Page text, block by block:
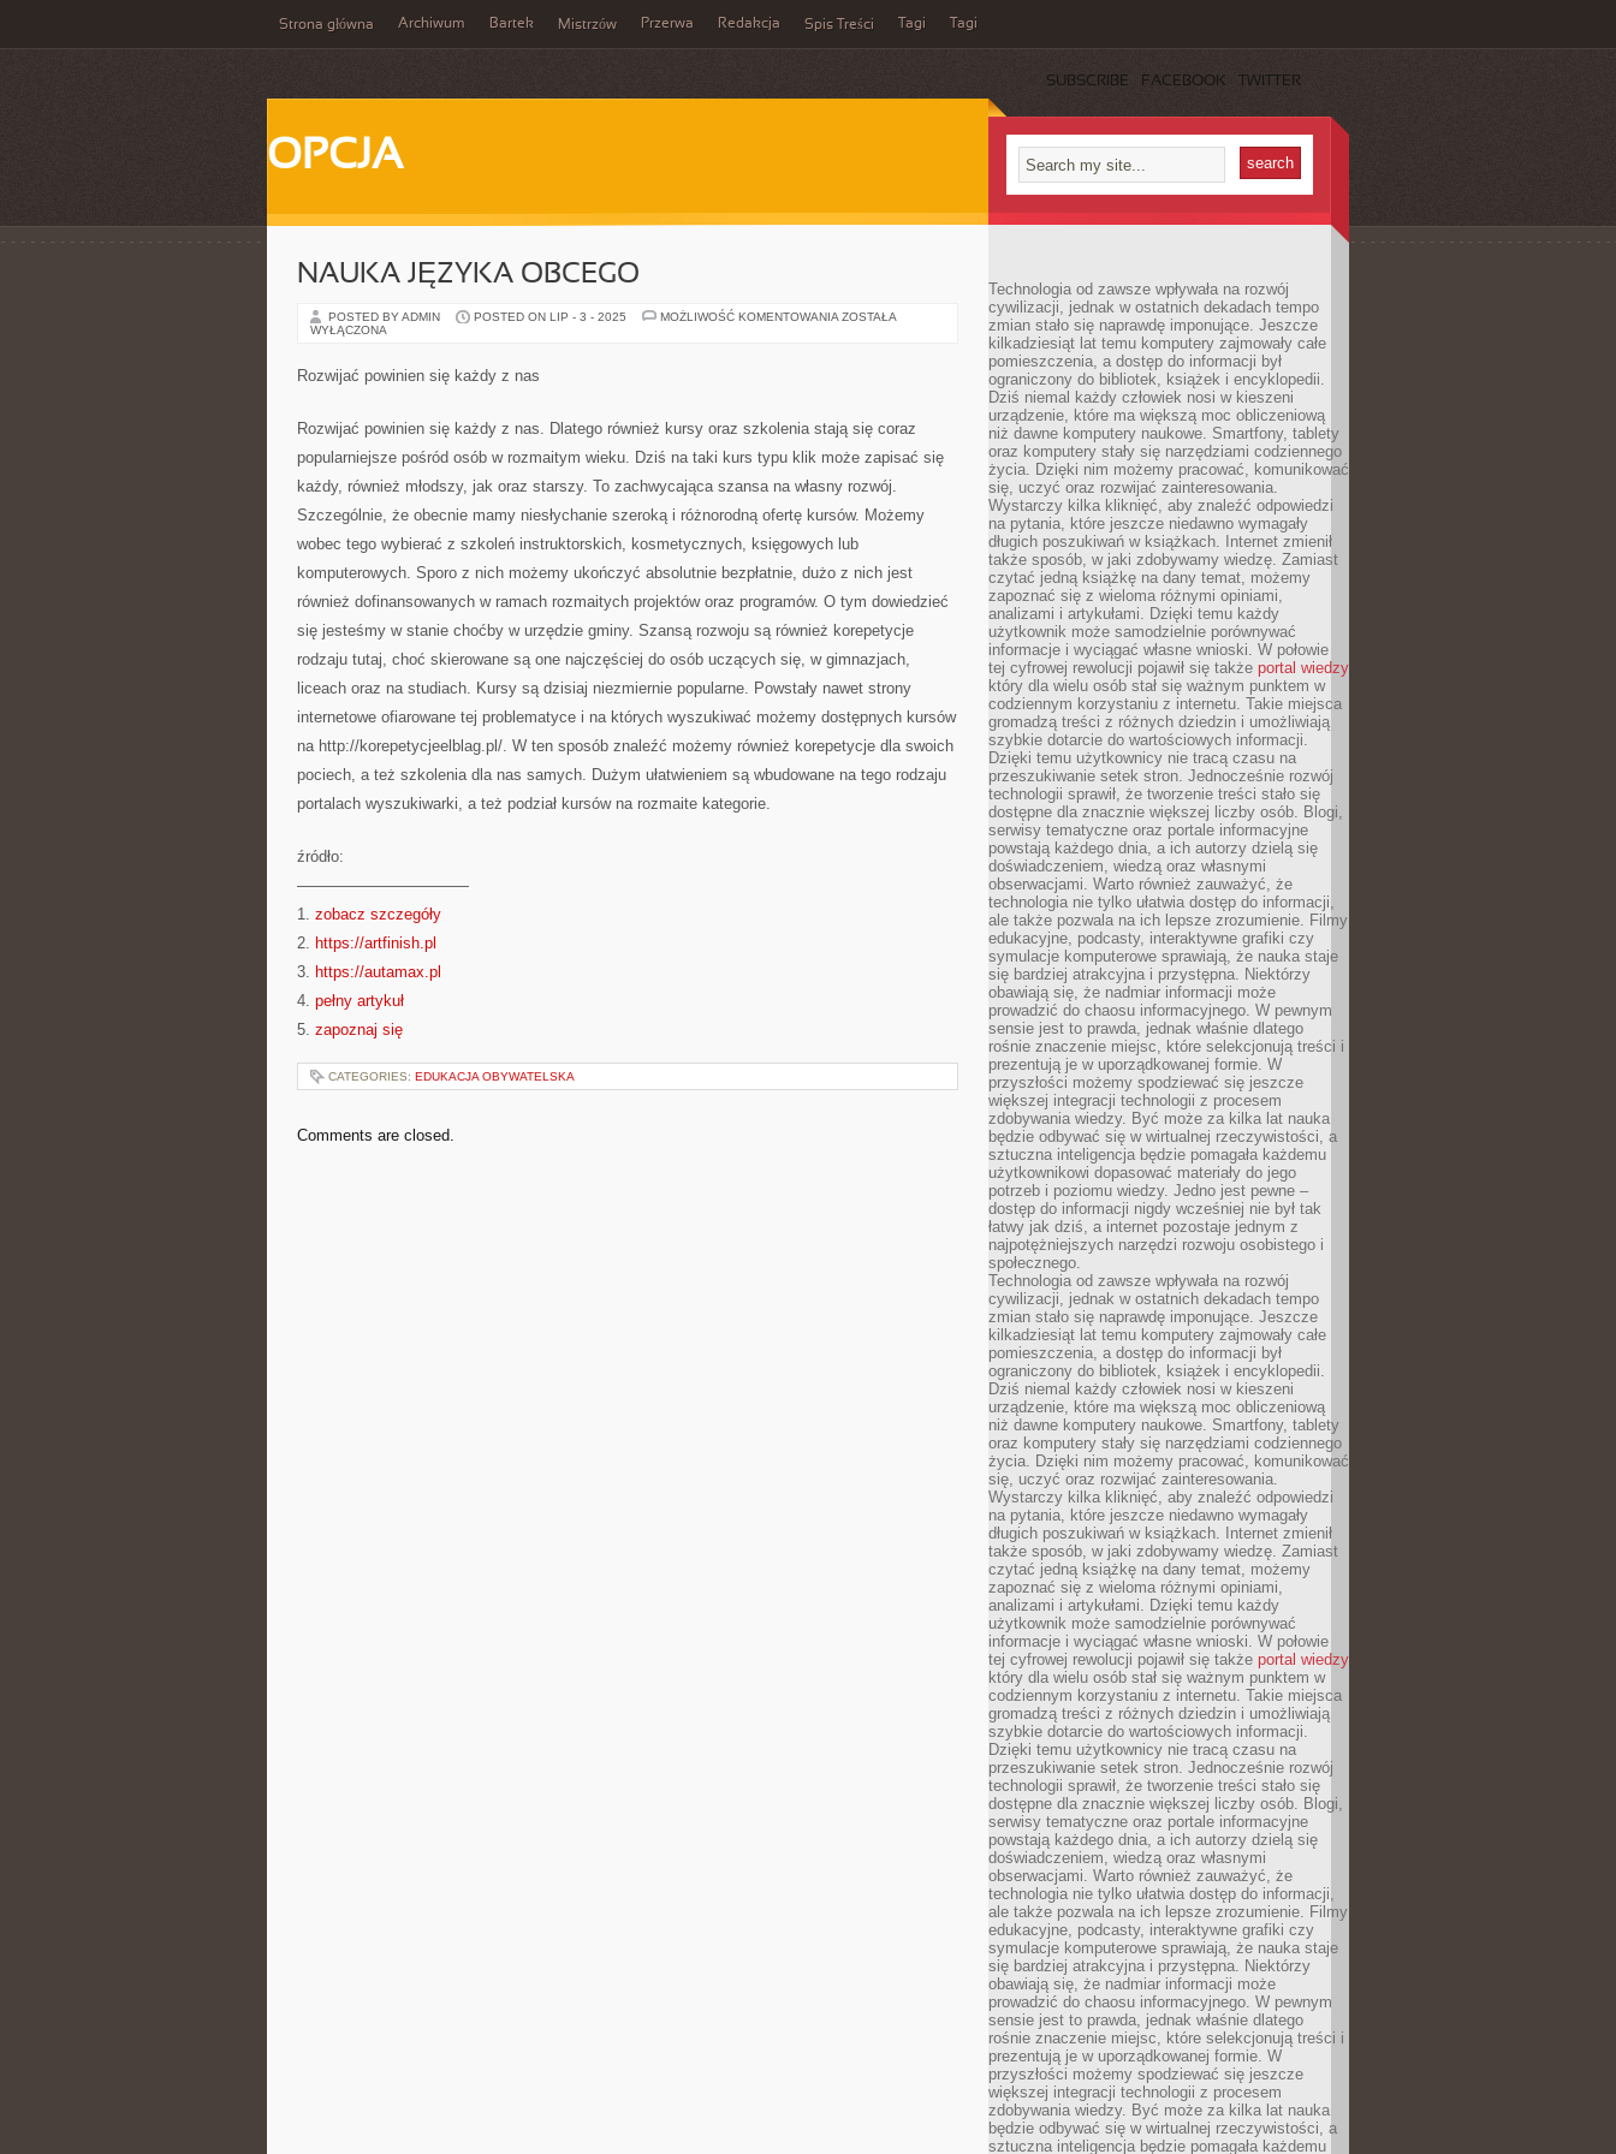
Strona główna Archiwum Bartek Mistrzów Przerwa Redakcja Spis Treści Tagi Tagi
SUBSCRIBE FACEBOOK TWITTER
OPCJA
NAUKA JĘZYKA OBCEGO
POSTED BY ADMIN POSTED ON LIP - 3 - 2025 MOŻLIWOŚĆ KOMENTOWANIA NAUKA
ZOSTAŁA
WYŁĄCZONA
Rozwijać powinien się każdy z nas
Rozwijać powinien się każdy z nas. Dlatego również kursy oraz szkolenia stają się coraz
popularniejsze pośród osób w rozmaitym wieku. Dziś na taki kurs typu klik może zapisać się
każdy, również młodszy, jak oraz starszy. To zachwycająca szansa na własny rozwój.
Szczególnie, że obecnie mamy niesłychanie szeroką i różnorodną ofertę kursów. Możemy
wobec tego wybierać z szkoleń instruktorskich, kosmetycznych, księgowych lub
komputerowych. Sporo z nich możemy ukończyć absolutnie bezpłatnie, dużo z nich jest
również dofinansowanych w ramach rozmaitych projektów oraz programów. O tym dowiedzieć
się jesteśmy w stanie choćby w urzędzie gminy. Szansą rozwoju są również korepetycje
rodzaju tutaj, choć skierowane są one najczęściej do osób uczących się, w gimnazjach,
liceach oraz na studiach. Kursy są dzisiaj niezmiernie popularne. Powstały nawet strony
internetowe ofiarowane tej problematyce i na których wyszukiwać możemy dostępnych kursów
na http://korepetycjeelblag.pl/. W ten sposób znaleźć możemy również korepetycje dla swoich
pociech, a też szkolenia dla nas samych. Dużym ułatwieniem są wbudowane na tego rodzaju
portalach wyszukiwarki, a też podział kursów na rozmaite kategorie.
źródło:
———————————
1. zobacz szczegóły
2. https://artfinish.pl
3. https://autamax.pl
4. pełny artykuł
5. zapoznaj się
CATEGORIES: EDUKACJA OBYWATELSKA
Comments are closed.
Technologia od zawsze wpływała na rozwój
cywilizacji, jednak w ostatnich dekadach tempo
zmian stało się naprawdę imponujące. Jeszcze
kilkadziesiąt lat temu komputery zajmowały całe
pomieszczenia, a dostęp do informacji był
ograniczony do bibliotek, książek i encyklopedii.
Dziś niemal każdy człowiek nosi w kieszeni
urządzenie, które ma większą moc obliczeniową
niż dawne komputery naukowe. Smartfony, tablety
oraz komputery stały się narzędziami codziennego
życia. Dzięki nim możemy pracować, komunikować
się, uczyć oraz rozwijać zainteresowania.
Wystarczy kilka kliknięć, aby znaleźć odpowiedzi
na pytania, które jeszcze niedawno wymagały
długich poszukiwań w książkach. Internet zmienił
także sposób, w jaki zdobywamy wiedzę. Zamiast
czytać jedną książkę na dany temat, możemy
zapoznać się z wieloma różnymi opiniami,
analizami i artykułami. Dzięki temu każdy
użytkownik może samodzielnie porównywać
informacje i wyciągać własne wnioski. W połowie
tej cyfrowej rewolucji pojawił się także portal wiedzy
który dla wielu osób stał się ważnym punktem w
codziennym korzystaniu z internetu. Takie miejsca
gromadzą treści z różnych dziedzin i umożliwiają
szybkie dotarcie do wartościowych informacji.
Dzięki temu użytkownicy nie tracą czasu na
przeszukiwanie setek stron. Jednocześnie rozwój
technologii sprawił, że tworzenie treści stało się
dostępne dla znacznie większej liczby osób. Blogi,
serwisy tematyczne oraz portale informacyjne
powstają każdego dnia, a ich autorzy dzielą się
doświadczeniem, wiedzą oraz własnymi
obserwacjami. Warto również zauważyć, że
technologia nie tylko ułatwia dostęp do informacji,
ale także pozwala na ich lepsze zrozumienie. Filmy
edukacyjne, podcasty, interaktywne grafiki czy
symulacje komputerowe sprawiają, że nauka staje
się bardziej atrakcyjna i przystępna. Niektórzy
obawiają się, że nadmiar informacji może
prowadzić do chaosu informacyjnego. W pewnym
sensie jest to prawda, jednak właśnie dlatego
rośnie znaczenie miejsc, które selekcjonują treści i
prezentują je w uporządkowanej formie. W
przyszłości możemy spodziewać się jeszcze
większej integracji technologii z procesem
zdobywania wiedzy. Być może za kilka lat nauka
będzie odbywać się w wirtualnej rzeczywistości, a
sztuczna inteligencja będzie pomagała każdemu
użytkownikowi dopasować materiały do jego
potrzeb i poziomu wiedzy. Jedno jest pewne –
dostęp do informacji nigdy wcześniej nie był tak
łatwy jak dziś, a internet pozostaje jednym z
najpotężniejszych narzędzi rozwoju osobistego i
społecznego.
Technologia od zawsze wpływała na rozwój
cywilizacji, jednak w ostatnich dekadach tempo
zmian stało się naprawdę imponujące. Jeszcze
kilkadziesiąt lat temu komputery zajmowały całe
pomieszczenia, a dostęp do informacji był
ograniczony do bibliotek, książek i encyklopedii.
Dziś niemal każdy człowiek nosi w kieszeni
urządzenie, które ma większą moc obliczeniową
niż dawne komputery naukowe. Smartfony, tablety
oraz komputery stały się narzędziami codziennego
życia. Dzięki nim możemy pracować, komunikować
się, uczyć oraz rozwijać zainteresowania.
Wystarczy kilka kliknięć, aby znaleźć odpowiedzi
na pytania, które jeszcze niedawno wymagały
długich poszukiwań w książkach. Internet zmienił
także sposób, w jaki zdobywamy wiedzę. Zamiast
czytać jedną książkę na dany temat, możemy
zapoznać się z wieloma różnymi opiniami,
analizami i artykułami. Dzięki temu każdy
użytkownik może samodzielnie porównywać
informacje i wyciągać własne wnioski. W połowie
tej cyfrowej rewolucji pojawił się także portal wiedzy
który dla wielu osób stał się ważnym punktem w
codziennym korzystaniu z internetu. Takie miejsca
gromadzą treści z różnych dziedzin i umożliwiają
szybkie dotarcie do wartościowych informacji.
Dzięki temu użytkownicy nie tracą czasu na
przeszukiwanie setek stron. Jednocześnie rozwój
technologii sprawił, że tworzenie treści stało się
dostępne dla znacznie większej liczby osób. Blogi,
serwisy tematyczne oraz portale informacyjne
powstają każdego dnia, a ich autorzy dzielą się
doświadczeniem, wiedzą oraz własnymi
obserwacjami. Warto również zauważyć, że
technologia nie tylko ułatwia dostęp do informacji,
ale także pozwala na ich lepsze zrozumienie. Filmy
edukacyjne, podcasty, interaktywne grafiki czy
symulacje komputerowe sprawiają, że nauka staje
się bardziej atrakcyjna i przystępna. Niektórzy
obawiają się, że nadmiar informacji może
prowadzić do chaosu informacyjnego. W pewnym
sensie jest to prawda, jednak właśnie dlatego
rośnie znaczenie miejsc, które selekcjonują treści i
prezentują je w uporządkowanej formie. W
przyszłości możemy spodziewać się jeszcze
większej integracji technologii z procesem
zdobywania wiedzy. Być może za kilka lat nauka
będzie odbywać się w wirtualnej rzeczywistości, a
sztuczna inteligencja będzie pomagała każdemu